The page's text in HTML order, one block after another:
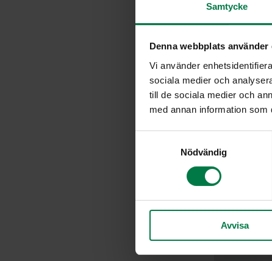
Samtycke
Denna webbplats använder
Vi använder
sociala medier och
till de sociala medier och
med annan information
s
Nödvändig
Avvisa